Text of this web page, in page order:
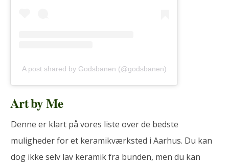
A post shared by Godsbanen (@godsbanen)
Art by Me
Denne er klart på vores liste over de bedste
muligheder for et keramikværksted i Aarhus. Du kan
dog ikke selv lav keramik fra bunden, men du kan